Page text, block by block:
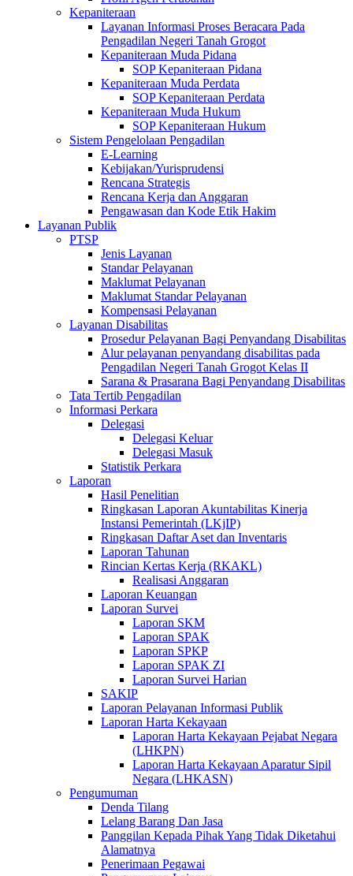
Kepaniteraan
Layanan Informasi Proses Beracara Pada
Pengadilan Negeri Tanah Grogot
Kepaniteraan Muda Pidana
SOP Kepaniteraan Pidana
Kepaniteraan Muda Perdata
SOP Kepaniteraan Perdata
Kepaniteraan Muda Hukum
SOP Kepaniteraan Hukum
Sistem Pengelolaan Pengadilan
E-Learning
Kebijakan/Yurisprudensi
Rencana Strategis
Rencana Kerja dan Anggaran
Pengawasan dan Kode Etik Hakim
Layanan Publik
PTSP
Jenis Layanan
Standar Pelayanan
Maklumat Pelayanan
Maklumat Standar Pelayanan
Kompensasi Pelayanan
Layanan Disabilitas
Prosedur Pelayanan Bagi Penyandang Disabilitas
Alur pelayanan penyandang disabilitas pada
Pengadilan Negeri Tanah Grogot Kelas II
Sarana & Prasarana Bagi Penyandang Disabilitas
Tata Tertib Pengadilan
Informasi Perkara
Delegasi
Delegasi Keluar
Delegasi Masuk
Statistik Perkara
Laporan
Hasil Penelitian
Ringkasan Laporan Akuntabilitas Kinerja
Instansi Pemerintah (LKjIP)
Ringkasan Daftar Aset dan Inventaris
Laporan Tahunan
Rincian Kertas Kerja (RKAKL)
Realisasi Anggaran
Laporan Keuangan
Laporan Survei
Laporan SKM
Laporan SPAK
Laporan SPKP
Laporan SPAK ZI
Laporan Survei Harian
SAKIP
Laporan Pelayanan Informasi Publik
Laporan Harta Kekayaan
Laporan Harta Kekayaan Pejabat Negara
(LHKPN)
Laporan Harta Kekayaan Aparatur Sipil
Negara (LHKASN)
Pengumuman
Denda Tilang
Lelang Barang Dan Jasa
Panggilan Kepada Pihak Yang Tidak Diketahui
Alamatnya
Penerimaan Pegawai